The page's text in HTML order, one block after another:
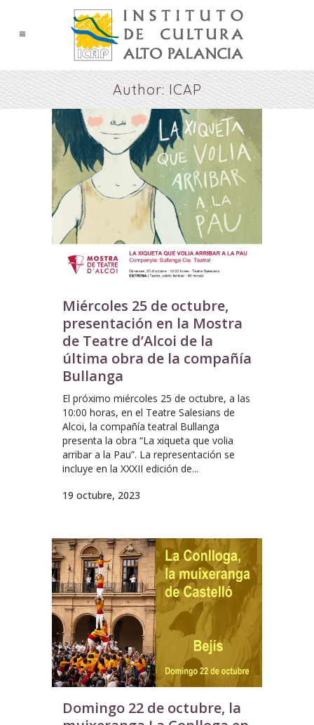
Author: ICAP
Miércoles 25 de octubre,
presentación en la Mostra
de Teatre d’Alcoi de la
última obra de la compañía
Bullanga
El próximo miércoles 25 de octubre, a las
10:00 horas, en el Teatre Salesians de
Alcoi, la compañía teatral Bullanga
presenta la obra “La xiqueta que volia
arribar a la Pau”. La representación se
incluye en la XXXII edición de...
19 octubre, 2023
Domingo 22 de octubre, la